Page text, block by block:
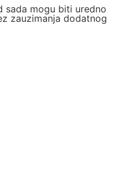
sada mogu biti uredno
zauzimanja dodatnog